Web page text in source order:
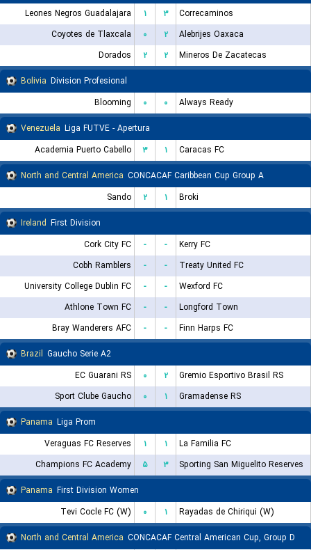
Leones Negros Guadalajara
۱ ۳
Correcaminos
Coyotes de Tlaxcala
۰ ۲
Alebrijes Oaxaca
Dorados
۲ ۲
Mineros De Zacatecas
Bolivia Division Profesional
Blooming
۰ ۰
Always Ready
Venezuela Liga FUTVE - Apertura
Academia Puerto Cabello
۳ ۱
Caracas FC
North and Central America CONCACAF Caribbean Cup Group A
Sando
۲ ۱
Broki
Ireland First Division
Cork City FC
- -
Kerry FC
Cobh Ramblers
- -
Treaty United FC
University College Dublin FC
- -
Wexford FC
Athlone Town FC
- -
Longford Town
Bray Wanderers AFC
- -
Finn Harps FC
Brazil Gaucho Serie A2
EC Guarani RS
۰ ۲
Gremio Esportivo Brasil RS
Sport Clube Gaucho
۰ ۱
Gramadense RS
Panama Liga Prom
Veraguas FC Reserves
۱ ۱
La Familia FC
Champions FC Academy
۵ ۳
Sporting San Miguelito Reserves
Panama First Division Women
Tevi Cocle FC (W)
۰ ۱
Rayadas de Chiriqui (W)
North and Central America CONCACAF Central American Cup, Group D